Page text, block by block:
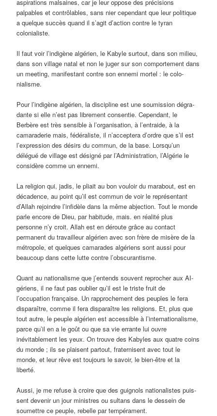
aspirations malsaines, car je leur oppose des précisions
palpables et contrôlables, sans nier cependant que leur politique
a quelque succès quand il s’agit d’action contre le tyran
colonialiste.
Il faut voir l’indigène algérien, le Kabyle surtout, dans son mi­lieu,
dans son village natal et non le juger sur son comportement dans
un meeting, manifestant contre son ennemi mortel : le colo­
nialisme.
Pour l’indigène algérien, la discipline est une soumission dégra­
dante si elle n’est pas librement consentie. Cependant, le
Berbère est très sensible à l’organisation, à l’entraide, à la
camaraderie mais, fédéraliste, il n’acceptera d’ordre que s’il est
l’expression des désirs du commun, de la base. Lorsqu’un
délégué de village est désigné par l’Administration, l’Algérie le
considère comme un en­nemi.
La religion qui, jadis, le pliait au bon vouloir du marabout, est en
décadence, au point qu’il est commun de voir le représentant
d’Allah rejoindre l’infidèle dans la même abjection. Tout le monde
parle encore de Dieu, par habitude, mais. en réalité plus
personne n’y croit. Allah est en déroute grâce au contact
permanent du tra­vailleur algérien avec son frère de misère de la
métropole, et quel­ques camarades algériens sont aussi pour
beaucoup dans cette lutte contre l’obscurantisme.
Quant au nationalisme que j’entends souvent reprocher aux AI­
gériens, il ne faut pas oublier qu’il est le triste fruit de
l’occupation française. Un rapprochement des peuples le fera
disparaître, comme il fera disparaître les religions. Et, plus que
tout autre, le peuple algérien est accessible à l’internationalisme,
parce qu’il en a le goût ou que sa vie errante lui ouvre
inévitablement les yeux. On trouve des Kabyles aux quatre coins
du monde ; ils se plaisent par­tout, fraternisent avec tout le
monde, et leur rêve est toujours le sa­voir, le bien-être et la
liberté.
Aussi, je me refuse à croire que des guignols nationalistes puis­
sent devenir un jour ministres ou sultans dans le dessein de
soumet­tre ce peuple, rebelle par tempérament.